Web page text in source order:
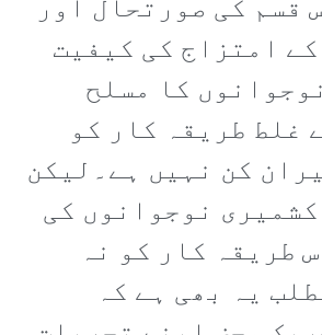
قسم کی صورتحال اور
امتزاج کی کیفیت
کا مسلح
غلط طریقہ کار کو
کن نہیں ہے۔لیکن
نوجوانوں کی
طریقہ کار کو نہ
یہ بھی ہے کہ